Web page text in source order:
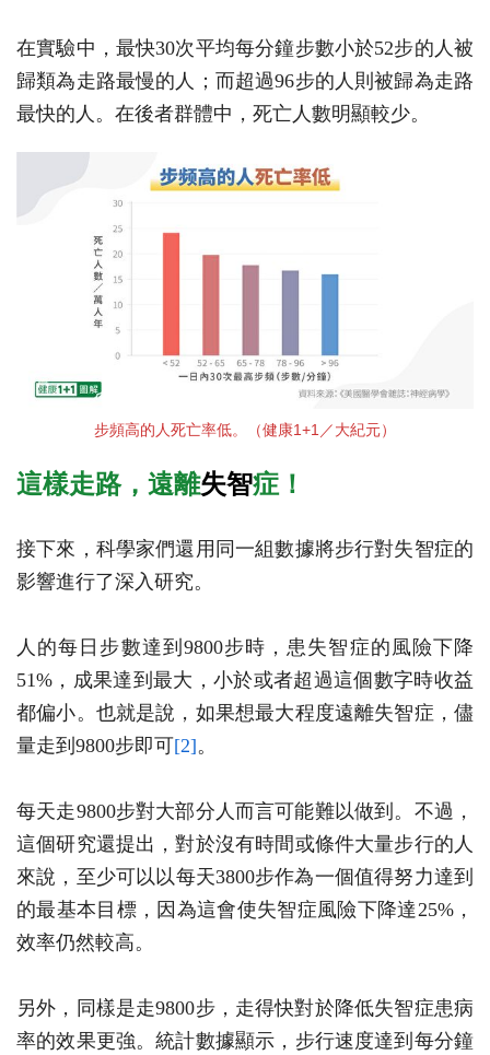
在實驗中，最快30次平均每分鐘步數小於52步的人被
歸類為走路最慢的人；而超過96步的人則被歸為走路
最快的人。在後者群體中，死亡人數明顯較少。
步頻高的人死亡率低。（健康1+1／大紀元）
這樣走路，遠離失智症！
接下來，科學家們還用同一組數據將步行對失智症的
影響進行了深入研究。
人的每日步數達到9800步時，患失智症的風險下降
51%，成果達到最大，小於或者超過這個數字時收益
都偏小。也就是說，如果想最大程度遠離失智症，儘
量走到9800步即可[2]。
每天走9800步對大部分人而言可能難以做到。不過，
這個研究還提出，對於沒有時間或條件大量步行的人
來說，至少可以以每天3800步作為一個值得努力達到
的最基本目標，因為這會使失智症風險下降達25%，
效率仍然較高。
另外，同樣是走9800步，走得快對於降低失智症患病
率的效果更強。統計數據顯示，步行速度達到每分鐘